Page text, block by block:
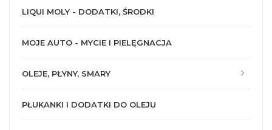
LIQUI MOLY - DODATKI, ŚRODKI
MOJE AUTO - MYCIE I PIELĘGNACJA
OLEJE, PŁYNY, SMARY
PŁUKANKI I DODATKI DO OLEJU